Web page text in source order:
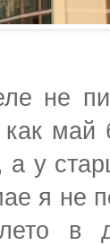
не
как
а у
я не
в